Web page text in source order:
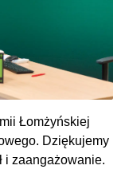
Łomżyńskiej
Dziękujemy
i zaangażowanie.